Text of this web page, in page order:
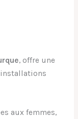
, offre une
installations
aux femmes,